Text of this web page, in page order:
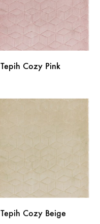
Tepih Cozy Pink
ŽELJA
Tepih Cozy Beige